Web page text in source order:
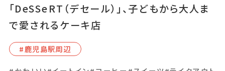
「DeSSeRT（デセール）」、子どもから大人ま
で愛されるケーキ店
#鹿児島駅周辺
#イートイン#カフェ#パン